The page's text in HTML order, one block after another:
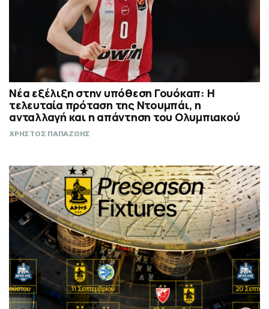
Νέα εξέλιξη στην υπόθεση Γουόκαπ: Η
τελευταία πρόταση της Ντουμπάι, η
ανταλλαγή και η απάντηση του Ολυμπιακού
ΧΡΗΣΤΟΣ ΠΑΠΑΖΩΗΣ